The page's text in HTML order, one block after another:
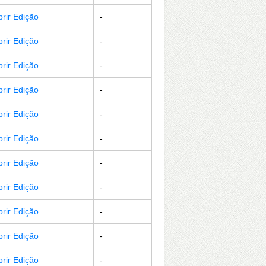
Edição -
Edição -
Edição -
Edição -
Edição -
Edição -
Edição -
Edição -
Edição -
Edição -
Edição -